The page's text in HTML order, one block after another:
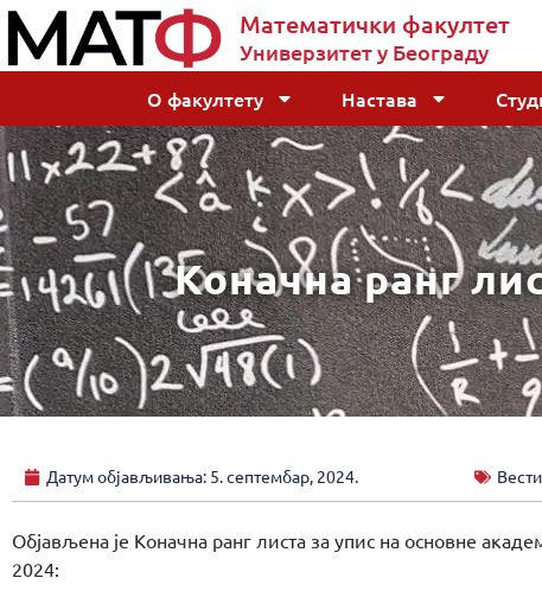
Математички факултет
Универзитет у Београду
О факултету Настава
Коначна ранг
Датум објављивања: 5. септембар, 2024.
Објављена је Коначна ранг листа за упис на основне
2024: